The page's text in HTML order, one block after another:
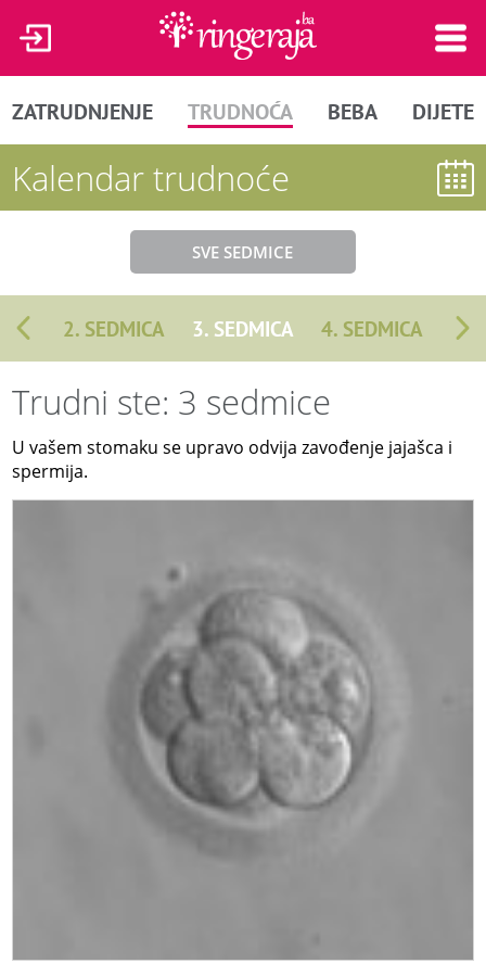
ZATRUDNJENJE TRUDNOĆA BEBA DIJETE
Kalendar trudnoće
SVE SEDMICE
2. SEDMICA 3. SEDMICA 4. SEDMICA
Trudni ste: 3 sedmice
U vašem stomaku se upravo odvija zavođenje jajašca i
spermija.